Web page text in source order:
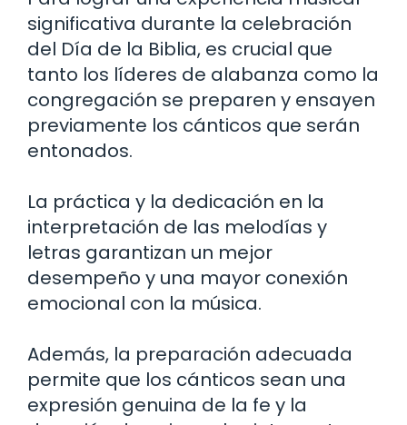
significativa durante la celebración
del Día de la Biblia, es crucial que
tanto los líderes de alabanza como la
congregación se preparen y ensayen
previamente los cánticos que serán
entonados.
La práctica y la dedicación en la
interpretación de las melodías y
letras garantizan un mejor
desempeño y una mayor conexión
emocional con la música.
Además, la preparación adecuada
permite que los cánticos sean una
expresión genuina de la fe y la